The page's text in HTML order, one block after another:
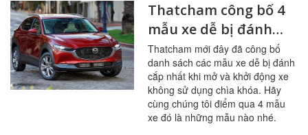
Thatcham công bố 4
mẫu xe dễ bị đánh
cắp
Thatcham mới đây đã công bố
danh sách các mẫu xe dễ bị đánh
cắp nhất khi mở và khởi động xe
không sử dụng chìa khóa. Hãy
cùng chúng tôi điểm qua 4 mẫu
xe đó là những mẫu nào nhé.